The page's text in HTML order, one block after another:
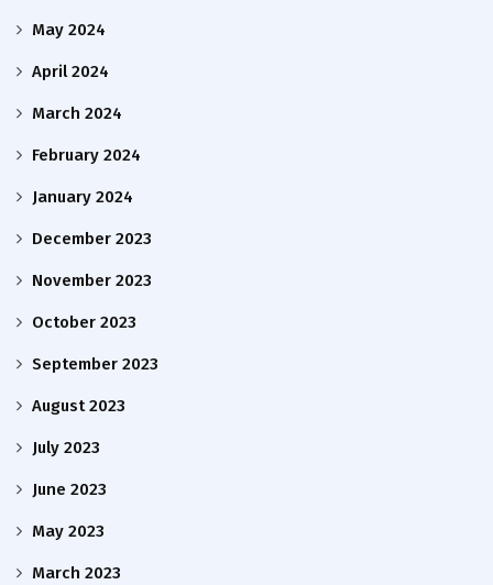
May 2024
April 2024
March 2024
February 2024
January 2024
December 2023
November 2023
October 2023
September 2023
August 2023
July 2023
June 2023
May 2023
March 2023